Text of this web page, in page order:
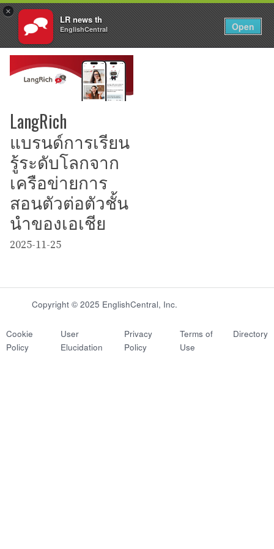
×
LR news th
EnglishCentral Open
Login EN
Skip
to
content
LangRich
แบรนด์การเรียน
รู้ระดับโลกจาก
เครือข่ายการ
สอนตัวต่อตัวชั้น
นำของเอเชีย
2025-11-25
Copyright © 2025 EnglishCentral, Inc.
Cookie
Policy
User
Elucidation
Privacy
Policy
Terms of
Use
Directory